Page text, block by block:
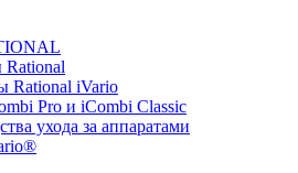
Rational
Rational iVario
Pro и iCombi Classic
ухода за аппаратами